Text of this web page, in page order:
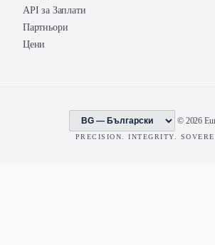
API за Заплати
Партньори
Цени
© 2026
PRECISION. INTEGRITY.